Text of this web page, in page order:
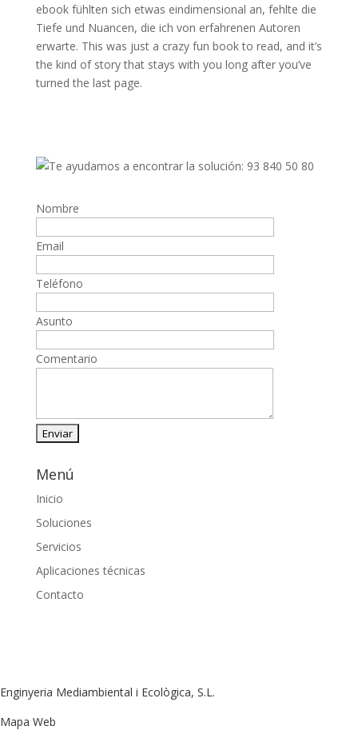
ebook fühlten sich etwas eindimensional an, fehlte die
Tiefe und Nuancen, die ich von erfahrenen Autoren
erwarte. This was just a crazy fun book to read, and it’s
the kind of story that stays with you long after you’ve
turned the last page.
Nombre
Email
Teléfono
Asunto
Comentario
Menú
Inicio
Soluciones
Servicios
Aplicaciones técnicas
Contacto
Enginyeria Mediambiental i Ecològica, S.L.
Mapa Web